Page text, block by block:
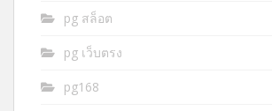
pg สล็อต
pg เว็บตรง
pg168